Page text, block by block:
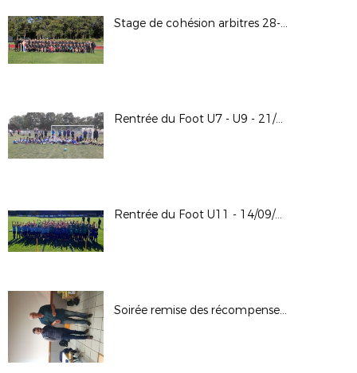
Stage de cohésion arbitres 28-09-2024 au CREPS de Boivre
Rentrée du Foot U7 - U9 - 21/09/2024
Rentrée du Foot U11 - 14/09/2024
Soirée remise des récompenses 13-09-2024 à Bonnes